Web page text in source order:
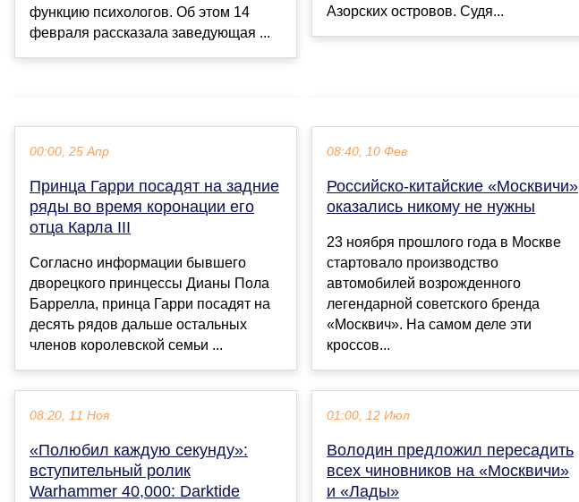
функцию психологов. Об этом 14
февраля рассказала заведующая ...
Азорских островов. Судя...
00:00, 25 Апр
Принца Гарри посадят на задние
ряды во время коронации его
отца Карла III
Согласно информации бывшего
дворецкого принцессы Дианы Пола
Баррелла, принца Гарри посадят на
десять рядов дальше остальных
членов королевской семьи ...
08:20, 11 Ноя
«Полюбил каждую секунду»:
вступительный ролик
Warhammer 40,000: Darktide
08:40, 10 Фев
Российско-китайские «Москвичи»
оказались никому не нужны
23 ноября прошлого года в Москве
стартовало производство
автомобилей возрожденного
легендарной советского бренда
«Москвич». На самом деле эти
кроссов...
01:00, 12 Июл
Володин предложил пересадить
всех чиновников на «Москвичи»
и «Лады»